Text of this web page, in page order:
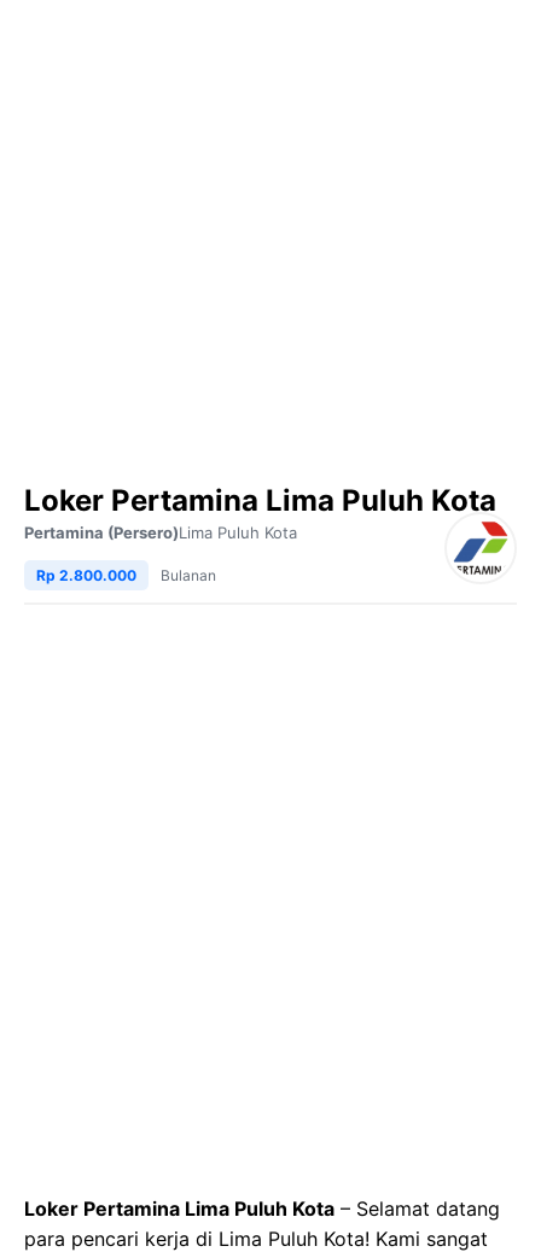
Loker Pertamina Lima Puluh Kota
Pertamina (Persero)Lima Puluh Kota
Rp 2.800.000 Bulanan
Loker Pertamina Lima Puluh Kota – Selamat datang
para pencari kerja di Lima Puluh Kota! Kami sangat